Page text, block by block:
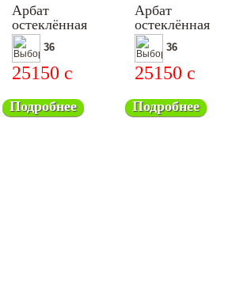
Арбат
остеклённая
36
25150 c
Подробнее
Арбат
остеклённая
36
25150 c
Подробнее